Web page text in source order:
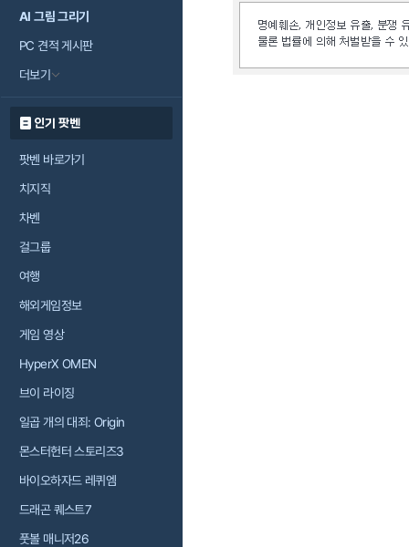
AI 그림 그리기
PC 견적 게시판
더보기
인기 팟벤
팟벤 바로가기
치지직
차벤
걸그룹
여행
해외게임정보
게임 영상
HyperX OMEN
브이 라이징
일곱 개의 대죄: Origin
몬스터헌터 스토리즈3
바이오하자드 레퀴엠
드래곤 퀘스트7
풋볼 매니저26